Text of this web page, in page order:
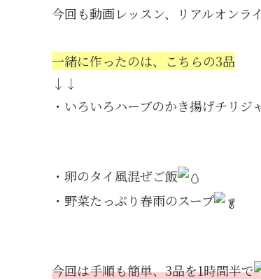
今回も動画レッスン、リアルオンラ
一緒に作ったのは、こちらの3品
↓↓
・いろいろハーブのかき揚げチリジ
・卵のタイ風混ぜご飯
・野菜たっぷり春雨のスープ
今回は手順も簡単、3品を1時間半で